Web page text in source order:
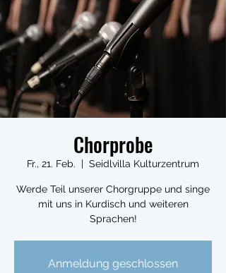
Chorprobe
Fr., 21. Feb.
  |
Seidlvilla Kulturzentrum
Werde Teil unserer Chorgruppe und singe
mit uns in Kurdisch und weiteren
Sprachen!
Anmeldung geschlossen